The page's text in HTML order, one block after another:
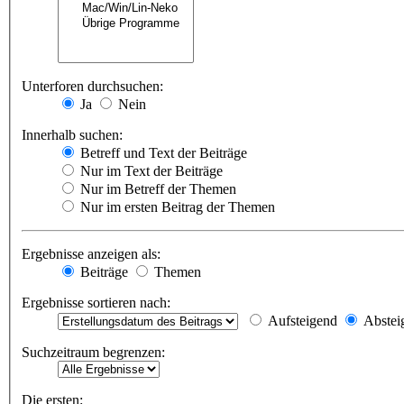
Unterforen durchsuchen:
Ja
Nein
Innerhalb suchen:
Betreff und Text der Beiträge
Nur im Text der Beiträge
Nur im Betreff der Themen
Nur im ersten Beitrag der Themen
Ergebnisse anzeigen als:
Beiträge
Themen
Ergebnisse sortieren nach:
Aufsteigend
Suchzeitraum begrenzen:
Die ersten: